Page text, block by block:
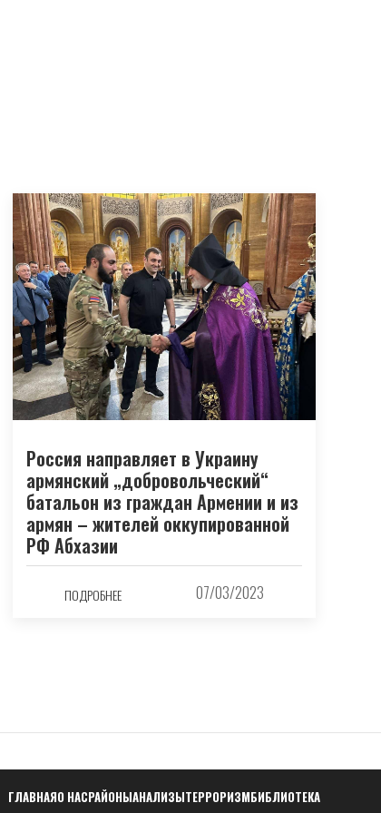
Россия направляет в Украину
армянский „добровольческий“
батальон из граждан Армении и из
армян – жителей оккупированной
РФ Абхазии
ПОДРОБНЕЕ 07/03/2023
Навигация
ГЛАВНАЯО НАСРАЙОНЫАНАЛИЗЫТЕРРОРИЗМБИБЛИОТЕКА